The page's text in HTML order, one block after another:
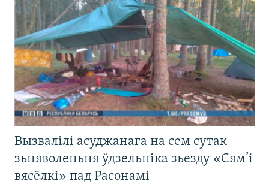
Вызвалілі асуджанага на сем сутак
зьняволеньня ўдзельніка зьезду «Сям’і
вясёлкі» пад Расонамі